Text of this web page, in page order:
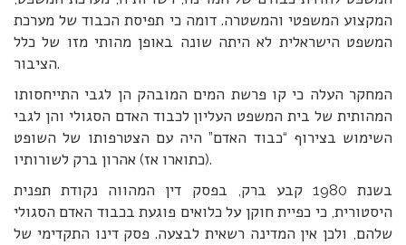
המקצוע המשפטי והמשטרה. דומה כי תפיסת הכבוד של מערכת
המשפט הישראלית לא היתה שונה באופן מהותי מזו של כלל
הציבור.
המחקר העלה כי קו פרשת המים המובהק הן לגבי התייחסותו
המהותית של בית המשפט העליון לכבוד האדם הסגולי והן לגבי
השימוש בצירוף “כבוד האדם” היה עם הצטרפותו של השופט
(כתוארו אז) אהרון ברק לשורותיו.
בשנת 1980 קבע ברק, בפסק דין המהווה נקודת תפנית
היסטורית, כי כפיית חוקן על כלואים פוגעת בכבוד האדם הסגולי
שלהם, ולכן אין המדינה רשאית לבצעה. פסק דינו התקדימי של